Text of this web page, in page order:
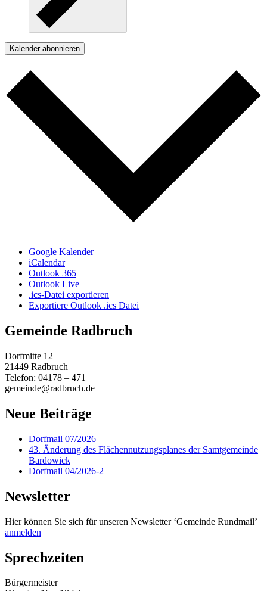
Kalender abonnieren
Google Kalender
iCalendar
Outlook 365
Outlook Live
.ics-Datei exportieren
Exportiere Outlook .ics Datei
Gemeinde Radbruch
Dorfmitte 12
21449 Radbruch
Telefon: 04178 – 471
gemeinde@radbruch.de
Neue Beiträge
Dorfmail 07/2026
43. Änderung des Flächennutzungsplanes der Samtgemeinde
Bardowick
Dorfmail 04/2026-2
Newsletter
Hier können Sie sich für unseren Newsletter ‘Gemeinde Rundmail’
anmelden
Sprechzeiten
Bürgermeister